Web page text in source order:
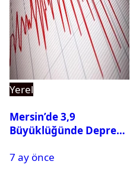
Yerel
Mersin’de 3,9
Büyüklüğünde Deprem
7 ay önce